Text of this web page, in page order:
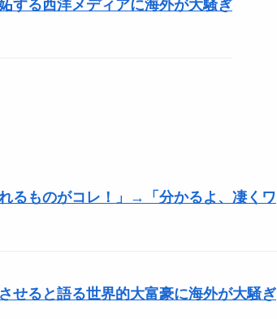
する西洋メディアに海外が大騒ぎ
るものがコレ！」→「分かるよ、凄くワ
せると語る世界的大富豪に海外が大騒ぎ